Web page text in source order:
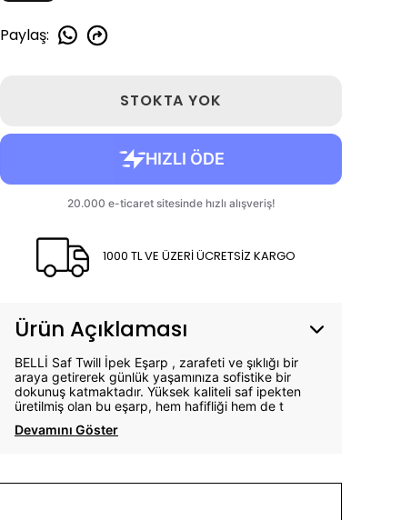
Paylaş:
STOKTA YOK
1000 TL VE ÜZERİ ÜCRETSİZ KARGO
Ürün Açıklaması
BELLİ Saf Twill İpek Eşarp , zarafeti ve şıklığı bir
araya getirerek günlük yaşamınıza sofistike bir
dokunuş katmaktadır. Yüksek kaliteli saf ipekten
üretilmiş olan bu eşarp, hem hafifliği hem de t
Devamını Göster